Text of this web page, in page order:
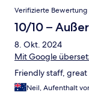
Verifizierte Bewertung
10/10 –
8. Okt. 2024
Mit Google
Friendly staff,
Neil, Aufenthalt